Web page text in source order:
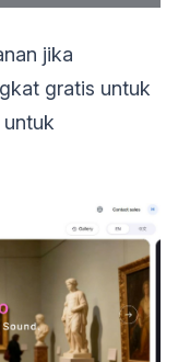
jika
gratis untuk